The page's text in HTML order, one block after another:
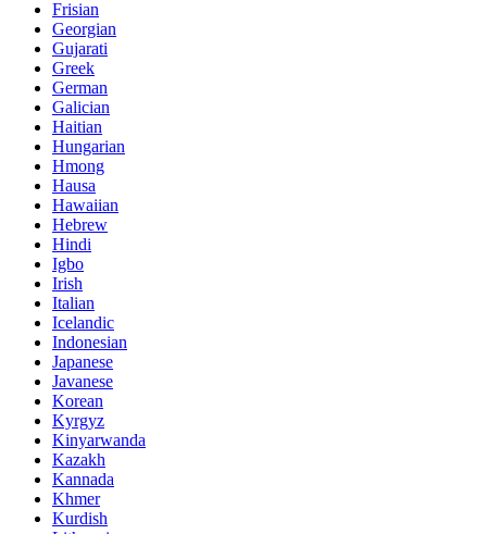
Frisian
Georgian
Gujarati
Greek
German
Galician
Haitian
Hungarian
Hmong
Hausa
Hawaiian
Hebrew
Hindi
Igbo
Irish
Italian
Icelandic
Indonesian
Japanese
Javanese
Korean
Kyrgyz
Kinyarwanda
Kazakh
Kannada
Khmer
Kurdish